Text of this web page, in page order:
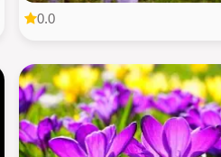
0.0